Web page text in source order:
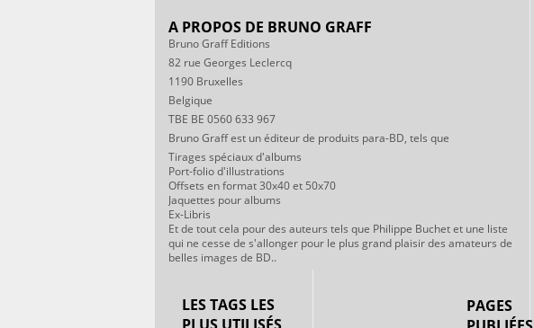
A PROPOS DE BRUNO GRAFF
Bruno Graff Editions
82 rue Georges Leclercq
1190 Bruxelles
Belgique
TBE BE 0560 633 967
Bruno Graff est un éditeur de produits para-BD, tels que
Tirages spéciaux d'albums
Port-folio d'illustrations
Offsets en format 30x40 et 50x70
Jaquettes pour albums
Ex-Libris
Et de tout cela pour des auteurs tels que Philippe Buchet et une liste
qui ne cesse de s'allonger pour le plus grand plaisir des amateurs de
belles images de BD..
LES TAGS LES
PAGES